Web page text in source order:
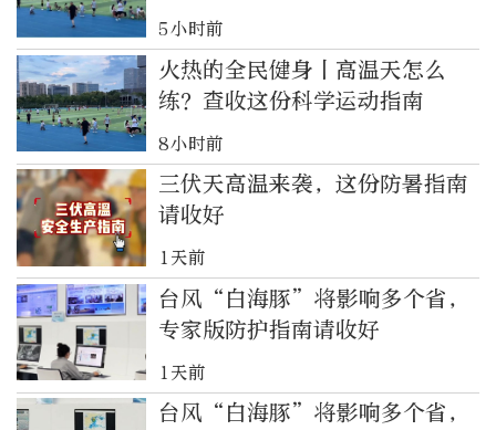
5小时前
火热的全民健身丨高温天怎么
练？查收这份科学运动指南
8小时前
三伏天高温来袭，这份防暑指南
请收好
1天前
台风“白海豚”将影响多个省，
专家版防护指南请收好
1天前
台风“白海豚”将影响多个省，